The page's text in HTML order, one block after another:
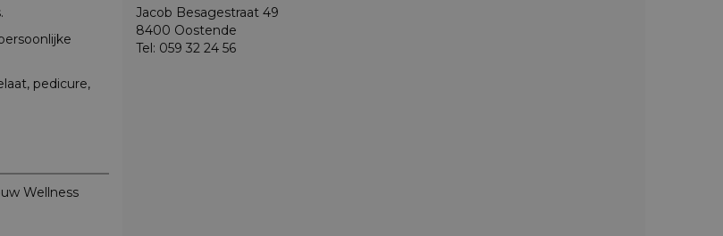
pedicure,
Wellness
Jacob Besagestraat 49
8400 Oostende
Tel: 059 32 24 56